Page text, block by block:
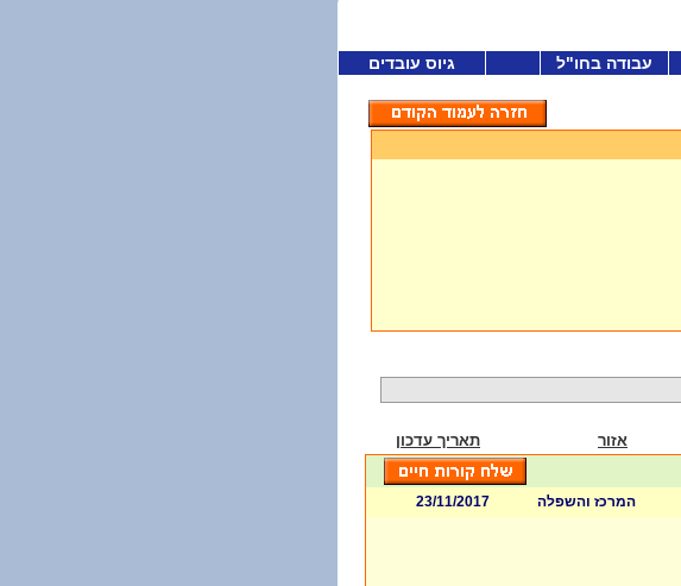
עבודה בחו"ל גיוס עובדים
אזור תאריך עדכון
המרכז והשפלה
23/11/2017